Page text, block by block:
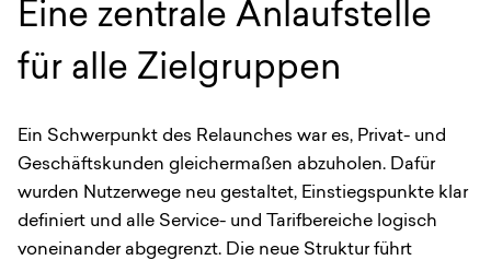
Eine zentrale Anlaufstelle
für alle Zielgruppen
Ein Schwerpunkt des Relaunches war es, Privat- und
Geschäftskunden gleichermaßen abzuholen. Dafür
wurden Nutzerwege neu gestaltet, Einstiegspunkte klar
definiert und alle Service- und Tarifbereiche logisch
voneinander abgegrenzt. Die neue Struktur führt